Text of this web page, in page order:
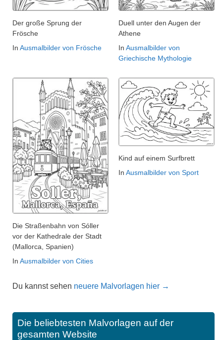
Der große Sprung der
Frösche
In Ausmalbilder von Frösche
Duell unter den Augen der
Athene
In Ausmalbilder von
Griechische Mythologie
Die Straßenbahn von Sóller
vor der Kathedrale der Stadt
(Mallorca, Spanien)
In Ausmalbilder von Cities
Kind auf einem Surfbrett
In Ausmalbilder von Sport
Du kannst sehen neuere Malvorlagen hier →
Die beliebtesten Malvorlagen auf der
gesamten Website